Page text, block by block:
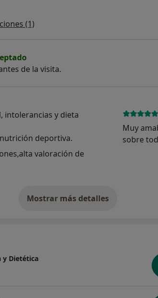
(1)
de la visita.
intolerancias y dieta
deportiva.
valoración de
Muy
sobre
Mostrar más detalles
sobre la experiencia
y Dietética